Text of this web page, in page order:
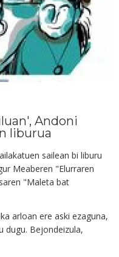
Andoni
liburua
sailean bi liburu
Meaberen "Elurraren
"Maleta bat
arloan ere aski ezaguna,
dugu. Bejondeizula,